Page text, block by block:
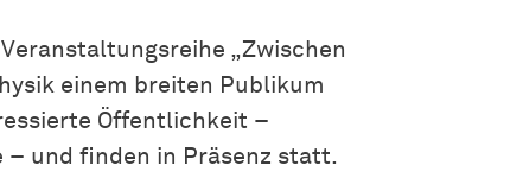
„Zwischen
einem breiten Publikum
Öffentlichkeit –
– und finden in Präsenz statt.